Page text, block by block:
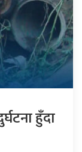
हुँदा